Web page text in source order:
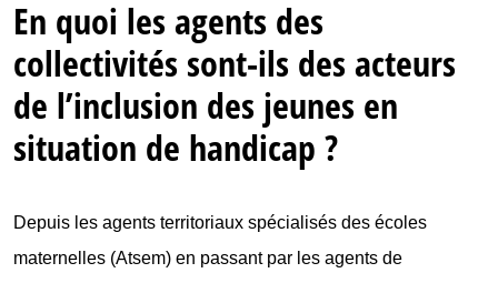
En quoi les agents des
collectivités sont-ils des acteurs
de l’inclusion des jeunes en
situation de handicap ?
Depuis les agents territoriaux spécialisés des écoles
maternelles (Atsem) en passant par les agents de